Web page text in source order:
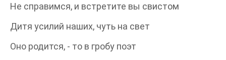
Не справимся, и встретите вы свистом
Дитя усилий наших, чуть на свет
Оно родится, - то в гробу поэт